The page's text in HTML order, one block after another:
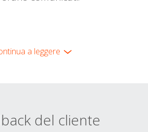
a leggere
del cliente